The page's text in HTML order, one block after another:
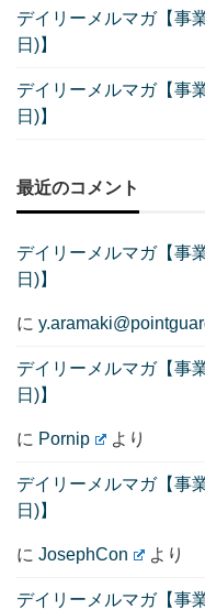
デイリーメルマガ【事
日)】
デイリーメルマガ【事
日)】
最近のコメント
デイリーメルマガ【事
日)】
に
デイリーメルマガ【事
日)】
に Pornip より
デイリーメルマガ【事
日)】
に JosephCon より
デイリーメルマガ【事